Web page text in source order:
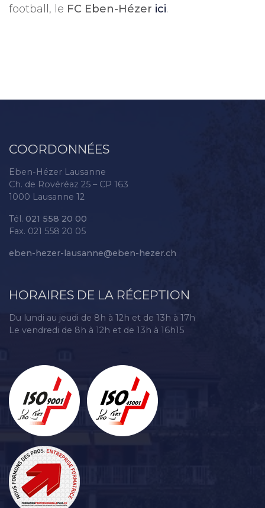
football, le FC Eben-Hézer ici.
COORDONNÉES
Eben-Hézer Lausanne
Ch. de Rovéréaz 25 – CP 163
1000 Lausanne 12
Tél. 021 558 20 00
Fax. 021 558 20 05
eben-hezer-lausanne@eben-hezer.ch
HORAIRES DE LA RÉCEPTION
Du lundi au jeudi de 8h à 12h et de 13h à 17h
Le vendredi de 8h à 12h et de 13h à 16h15